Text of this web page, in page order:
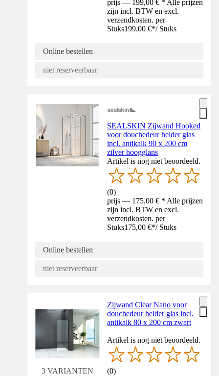
prijs — 199,00 € * Alle prijzen
zijn incl. BTW en excl.
verzendkosten. per
Stuks199,00 €*/ Stuks
Online bestellen
niet reserveerbaar
SEALSKIN Zijwand Hooked
voor douchedeur helder glas
incl. antikalk 90 x 200 cm
zilver hoogglans
Artikel is nog niet beoordeeld.
(0)
prijs — 175,00 € * Alle prijzen
zijn incl. BTW en excl.
verzendkosten. per
Stuks175,00 €*/ Stuks
Online bestellen
niet reserveerbaar
3 VARIANTEN
Zijwand Clear Nano voor
douchedeur helder glas incl.
antikalk 80 x 200 cm zwart
Artikel is nog niet beoordeeld.
(0)